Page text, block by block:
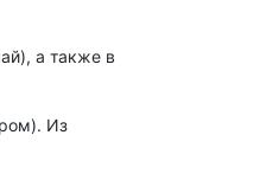
а также в
Из